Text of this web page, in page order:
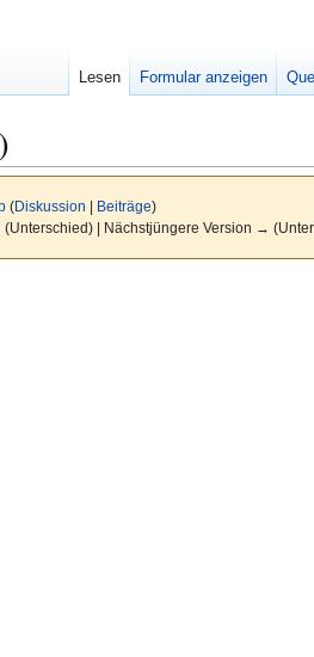
(Diskussion Beiträge)
(Unterschied) | Nächstjüngere Version →
Lesen Formular anzeigen